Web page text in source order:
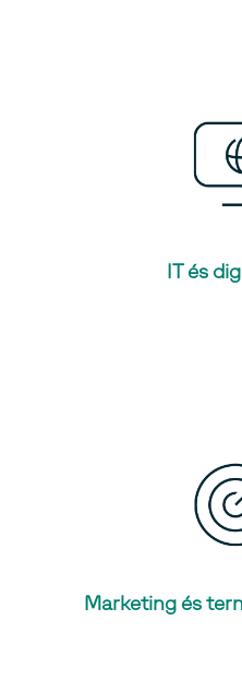
IT és
Marketing és